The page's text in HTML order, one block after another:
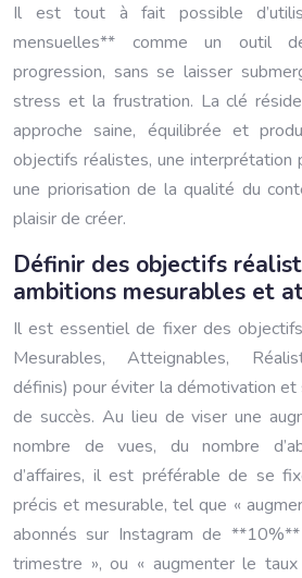
Il est tout à fait possible
mensuelles** comme un outil
progression, sans se laisser
stress et la frustration. La clé réside
approche saine, équilibrée et
objectifs réalistes, une interprétation
une priorisation de la qualité du
plaisir de créer.
Définir des objectifs
ambitions mesurables et
Il est essentiel de fixer des
Mesurables, Atteignables,
définis) pour éviter la démotivation et
de succès. Au lieu de viser une
nombre de vues, du nombre
d’affaires, il est préférable de se
précis et mesurable, tel que «
abonnés sur Instagram de
trimestre », ou « augmenter le